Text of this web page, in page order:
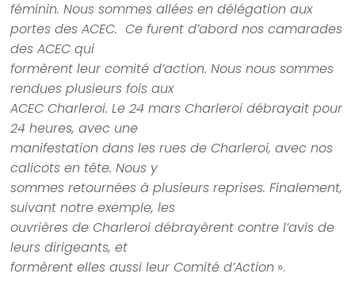
féminin. Nous sommes allées en délégation aux
portes des ACEC. Ce furent d’abord nos camarades
des ACEC qui
formèrent leur comité d’action. Nous nous sommes
rendues plusieurs fois aux
ACEC Charleroi. Le 24 mars Charleroi débrayait pour
24 heures, avec une
manifestation dans les rues de Charleroi, avec nos
calicots en tête. Nous y
sommes retournées à plusieurs reprises. Finalement,
suivant notre exemple, les
ouvrières de Charleroi débrayèrent contre l’avis de
leurs dirigeants, et
formèrent elles aussi leur Comité d’Action ».